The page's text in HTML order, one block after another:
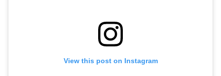
View this post on Instagram